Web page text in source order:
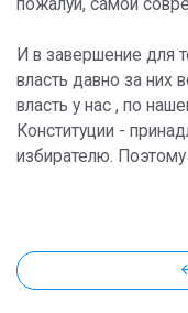
пожалуй, самой
И в завершение для
власть давно за них
власть у нас , по
Конституции -
избирателю.